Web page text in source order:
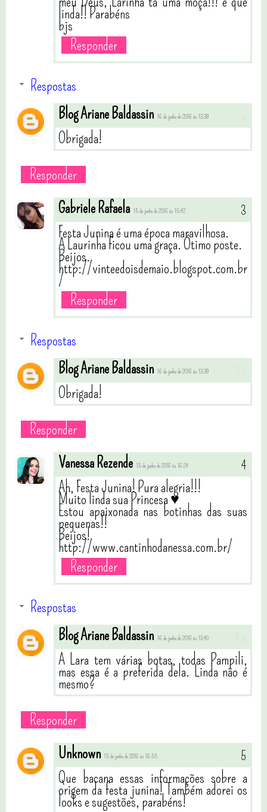
linda!! Parabéns
bjs
Responder
Respostas
Blog Ariane Baldassin 16 de junho de 2016 às 13:39
Obrigada!
Responder
Gabriele Rafaela 15 de junho de 2016 às 15:42
Festa Junina é uma época maravilhosa.
A Laurinha ficou uma graça. Ótimo poste.
Beijos.
http://vinteedoisdemaio.blogspot.com.br
/
Responder
Respostas
Blog Ariane Baldassin 16 de junho de 2016 às 13:39
Obrigada!
Responder
Vanessa Rezende 15 de junho de 2016 às 16:24
Ah, Festa Junina! Pura alegria!!!
Muito linda sua Princesa ♥
Estou apaixonada nas botinhas das suas
pequenas!!
Beijos!
http://www.cantinhodanessa.com.br/
Responder
Respostas
Blog Ariane Baldassin 16 de junho de 2016 às 13:40
A Lara tem várias botas, todas Pampili,
mas essa é a preferida dela. Linda não é
mesmo?
Responder
Unknown 15 de junho de 2016 às 16:55
Que bacana essas informações sobre a
origem da festa junina! Também adorei os
looks e sugestões, parabéns!